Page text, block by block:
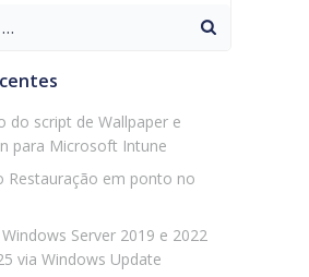
do script de Wallpaper e
para Microsoft Intune
Restauração em ponto no
Server 2019 e 2022
via Windows Update